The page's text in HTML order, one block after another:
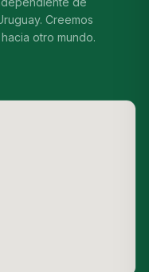
Creemos
otro mundo.